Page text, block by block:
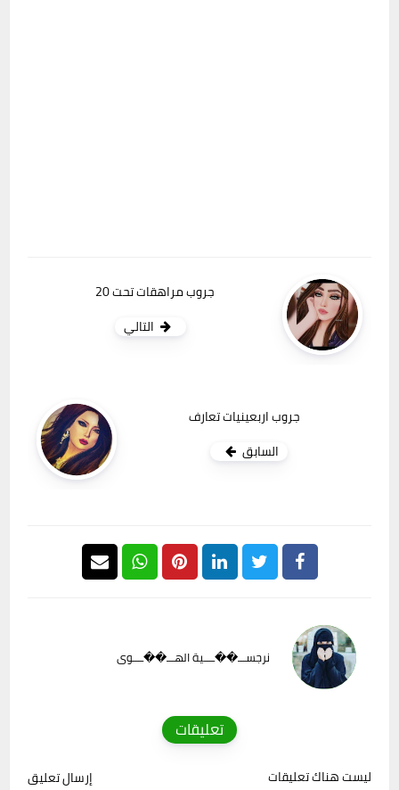
جروب مراهقات تحت 20
التالي
جروب اربعينيات تعارف
السابق
نرجســـ��ــــية الهـــ��ــــوى
تعليقات
ليست هناك تعليقات إرسال تعليق